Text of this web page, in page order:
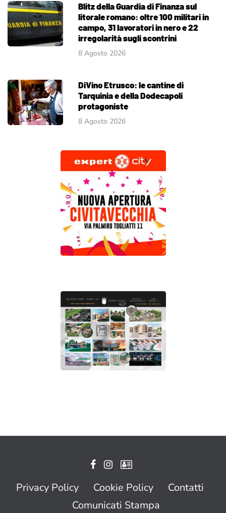
Blitz della Guardia di Finanza sul
litorale romano: oltre 100 militari in
campo, 31 lavoratori in nero e 22
irregolarità sugli scontrini
8 Agosto 2026
DiVino Etrusco: le cantine di
Tarquinia e della Dodecapoli
protagoniste
8 Agosto 2026
Privacy Policy Cookie Policy
Contatti
Comunicati Stampa